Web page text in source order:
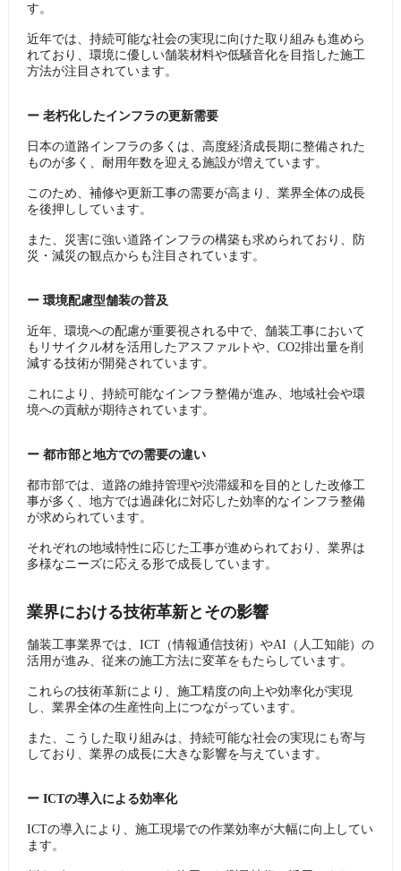
す。
近年では、持続可能な社会の実現に向けた取り組みも進めら
れており、環境に優しい舗装材料や低騒音化を目指した施工
方法が注目されています。
ー ​老朽化したインフラの更新需要
日本の道路インフラの多くは、高度経済成長期に整備された
ものが多く、耐用年数を迎える施設が増えています。
このため、補修や更新工事の需要が高まり、業界全体の成長
を後押ししています。
また、災害に強い道路インフラの構築も求められており、防
災・減災の観点からも注目されています。
ー ​環境配慮型舗装の普及
近年、環境への配慮が重要視される中で、舗装工事において
もリサイクル材を活用したアスファルトや、CO2排出量を削
減する技術が開発されています。
これにより、持続可能なインフラ整備が進み、地域社会や環
境への貢献が期待されています。
ー ​都市部と地方での需要の違い
都市部では、道路の維持管理や渋滞緩和を目的とした改修工
事が多く、地方では過疎化に対応した効率的なインフラ整備
が求められています。
それぞれの地域特性に応じた工事が進められており、業界は
多様なニーズに応える形で成長しています。
業界における技術革新とその影響
舗装工事業界では、ICT（情報通信技術）やAI（人工知能）の
活用が進み、従来の施工方法に変革をもたらしています。
これらの技術革新により、施工精度の向上や効率化が実現
し、業界全体の生産性向上につながっています。
また、こうした取り組みは、持続可能な社会の実現にも寄与
しており、業界の成長に大きな影響を与えています。
ー ​ICTの導入による効率化
ICTの導入により、施工現場での作業効率が大幅に向上してい
ます。